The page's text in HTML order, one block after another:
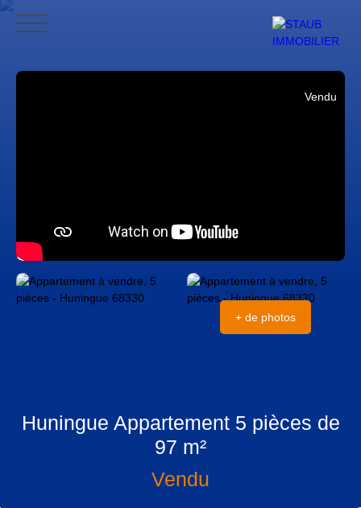
ACCUEIL ACHETER VENDRE NOS AVIS CONTACT
Vendu
+ de photos
Huningue Appartement 5 pièces de
97 m²
Vendu